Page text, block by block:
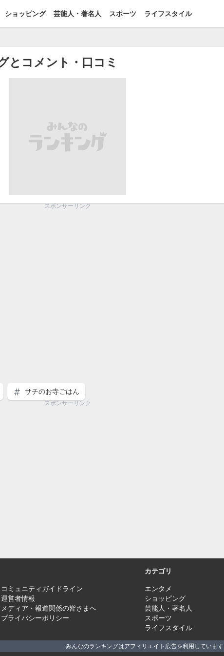
ショッピング 芸能人・著名人 スポーツ ライフスタイル
とコメント・口コミ
スポンサーリンク
サチのお寺ごはん
スポンサーリンク
コミュニティガイドライン
運営者情報
メディア・報道関係の皆さまへ
プライバシーポリシー
カテゴリ
エンタメ
ショッピング
芸能人・著名人
スポーツ
ライフスタイル
みんなのランキングはアフィリエイト広告を利用しています